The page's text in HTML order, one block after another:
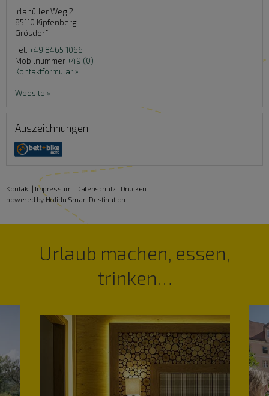
Irlahüller Weg 2
85110 Kipfenberg
Grösdorf
Tel. +49 8465 1066
Mobilnummer+49 (0)
Kontaktformular »
Website »
Auszeichnungen
Kontakt| Impressum | Datenschutz| Drucken
powered by Holidu Smart Destination
Urlaub machen, essen,
trinken…